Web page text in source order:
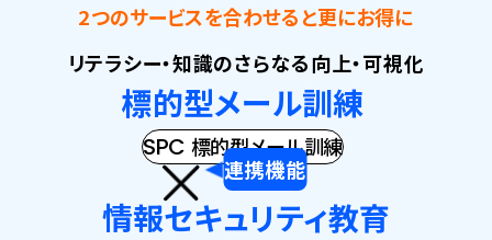
2つのサービスを合わせると更にお得に
リテラシー・知識のさらなる向上・可視化
標的型メール訓練
SPC 標的型メール訓練
情報セキュリティ教育